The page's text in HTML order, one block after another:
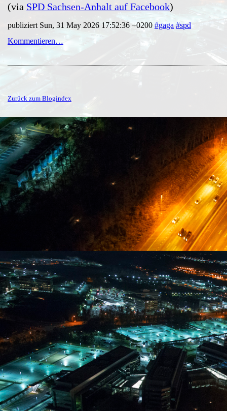
(via SPD Sachsen-Anhalt auf Facebook)
publiziert Sun, 31 May 2026 17:52:36 +0200 #gaga #spd
Kommentieren…
Zurück zum Blogindex